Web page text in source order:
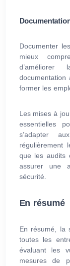
Documenter
mieux
former les
Les mises à
essentielles
s’adapter
régulièrement
que les audits
assurer une
sécurité.
En résumé
En résumé, la
toutes les
évaluant les
mesures de